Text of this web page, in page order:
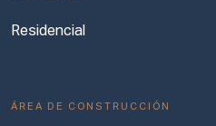
Residencial
ÁREA DE CONSTRUCCIÓN